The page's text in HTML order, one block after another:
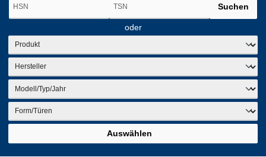
Suchen
oder
Auswählen